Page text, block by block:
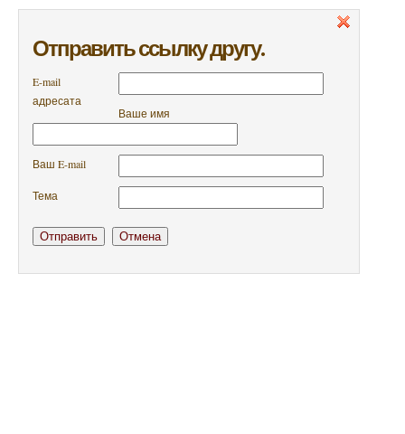
Отправить ссылку другу.
E-mail
адресата
Ваше имя
Ваш E-mail
Тема
Отправить Отмена